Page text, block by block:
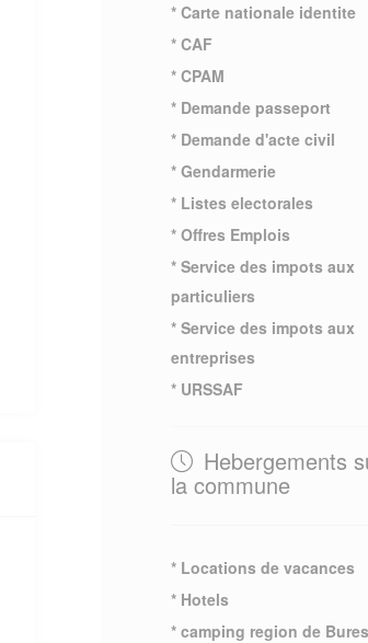
* Carte nationale identite
* CAF
* CPAM
* Demande passeport
* Demande d'acte civil
* Gendarmerie
* Listes electorales
* Offres Emplois
* Service des impots aux
particuliers
* Service des impots aux
entreprises
* URSSAF
Hebergements
la commune
* Locations de vacances
* Hotels
* camping region de Bures